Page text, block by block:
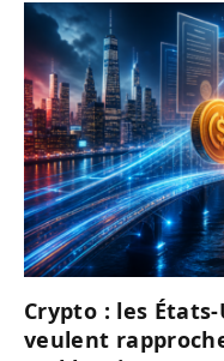
Crypto : les
veulent